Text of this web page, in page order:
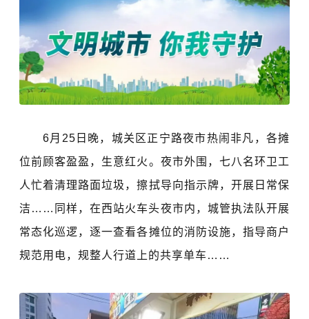
6月25日晚，城关区正宁路夜市热闹非凡，各摊
位前顾客盈盈，生意红火。夜市外围，七八名环卫工
人忙着清理路面垃圾，擦拭导向指示牌，开展日常保
洁……同样，在西站火车头夜市内，城管执法队开展
常态化巡逻，逐一查看各摊位的消防设施，指导商户
规范用电，规整人行道上的共享单车……